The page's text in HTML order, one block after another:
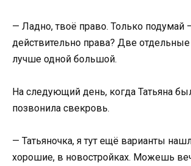
— Ладно, твоё право. Только подумай
действительно права? Две
лучше одной большой.
На следующий день, когда Татьяна
позвонила свекровь.
— Татьяночка, я тут ещё варианты
хорошие, в новостройках. Можешь